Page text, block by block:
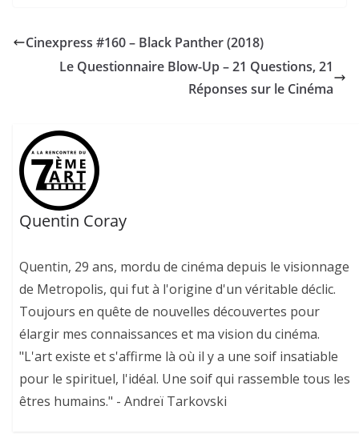
Cinexpress #160 – Black Panther (2018)
Le Questionnaire Blow-Up – 21 Questions, 21
Réponses sur le Cinéma
Quentin Coray
Quentin, 29 ans, mordu de cinéma depuis le visionnage
de Metropolis, qui fut à l'origine d'un véritable déclic.
Toujours en quête de nouvelles découvertes pour
élargir mes connaissances et ma vision du cinéma.
"L'art existe et s'affirme là où il y a une soif insatiable
pour le spirituel, l'idéal. Une soif qui rassemble tous les
êtres humains." - Andreï Tarkovski